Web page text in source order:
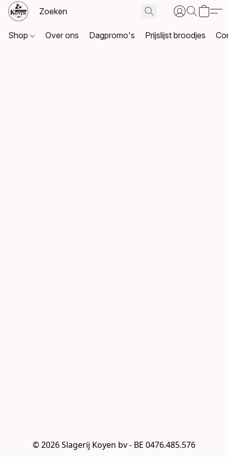
Shop Over ons Dagpromo's Prijslijst broodjes
© 2026 Slagerij Koyen bv - BE 0476.485.576